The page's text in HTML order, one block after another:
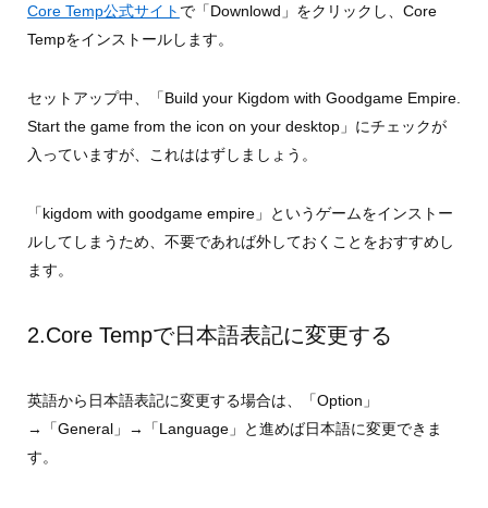
Core Temp公式サイト で「Downlowd」をクリックし、Core
Tempをインストールします。
セットアップ中、「Build your Kigdom with Goodgame Empire.
Start the game from the icon on your desktop」にチェックが
入っていますが、これははずしましょう。
「kigdom with goodgame empire」というゲームをインストー
ルしてしまうため、不要であれば外しておくことをおすすめし
ます。
2.Core Tempで日本語表記に変更する
英語から日本語表記に変更する場合は、「Option」
→「General」→「Language」と進めば日本語に変更できま
す。